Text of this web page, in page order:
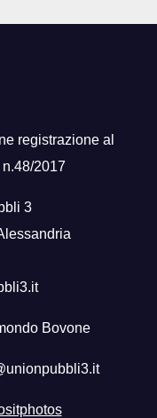
registrazione al
2017
3
Bovone